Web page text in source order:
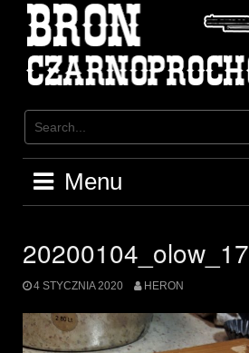
content
Menu
20200104_olow_17
4 STYCZNIA 2020 HERON